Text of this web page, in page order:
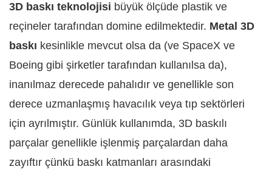
3D baskı teknolojisi büyük ölçüde plastik ve
reçineler tarafından domine edilmektedir. Metal 3D
baskı kesinlikle mevcut olsa da (ve SpaceX ve
Boeing gibi şirketler tarafından kullanılsa da),
inanılmaz derecede pahalıdır ve genellikle son
derece uzmanlaşmış havacılık veya tıp sektörleri
için ayrılmıştır. Günlük kullanımda, 3D baskılı
parçalar genellikle işlenmiş parçalardan daha
zayıftır çünkü baskı katmanları arasındaki